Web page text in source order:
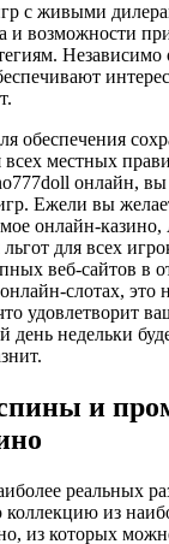
с живыми
и возможности
обеспечения
местных
онлайн,
Ежели вы
онлайн-казино,
для всех
веб-сайтов в
слотах, это
удовлетворит
недельки
и
реальных
из
из которых